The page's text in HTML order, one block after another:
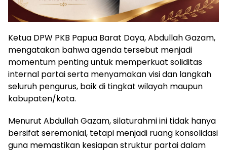
Ketua DPW PKB Papua Barat Daya, Abdullah Gazam,
mengatakan bahwa agenda tersebut menjadi
momentum penting untuk memperkuat soliditas
internal partai serta menyamakan visi dan langkah
seluruh pengurus, baik di tingkat wilayah maupun
kabupaten/kota.
Menurut Abdullah Gazam, silaturahmi ini tidak hanya
bersifat seremonial, tetapi menjadi ruang konsolidasi
guna memastikan kesiapan struktur partai dalam